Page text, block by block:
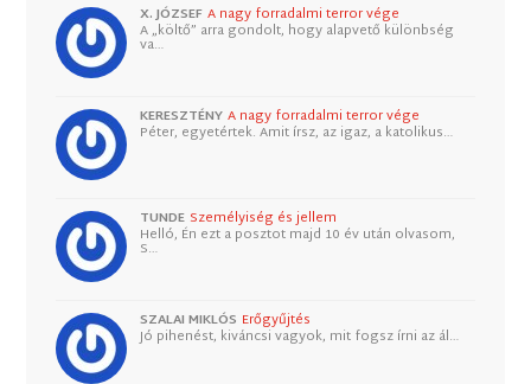
X. JÓZSEF A nagy forradalmi terror vége
A „költő” arra gondolt, hogy alapvető különbség
va…
KERESZTÉNY A nagy forradalmi terror vége
Péter, egyetértek. Amit írsz, az igaz, a katolikus…
TUNDE Személyiség és jellem
Helló, Én ezt a posztot majd 10 év után olvasom,
S…
SZALAI MIKLÓS Erőgyűjtés
Jó pihenést, kiváncsi vagyok, mit fogsz írni az ál…